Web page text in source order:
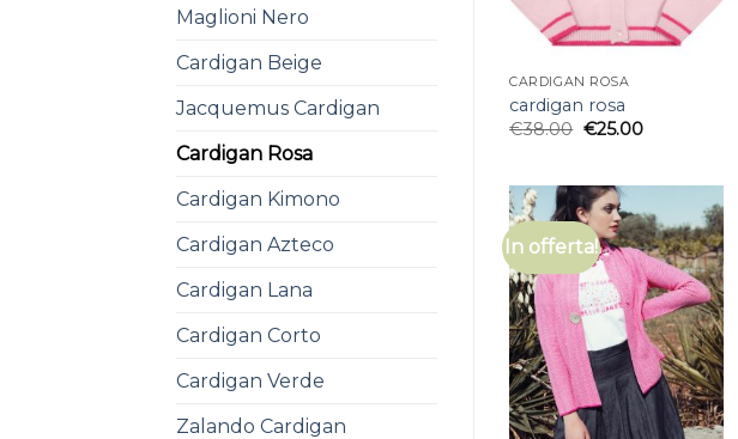
Maglioni Nero
Cardigan Beige
Jacquemus Cardigan
Cardigan Rosa
Cardigan Kimono
Cardigan Azteco
Cardigan Lana
Cardigan Corto
Cardigan Verde
Zalando Cardigan
CARDIGAN ROSA
cardigan rosa
€38.00 €25.00
In offerta!